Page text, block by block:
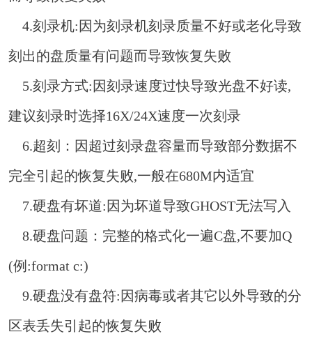
4.刻录机:因为刻录机刻录质量不好或老化导致
刻出的盘质量有问题而导致恢复失败
5.刻录方式:因刻录速度过快导致光盘不好读,
建议刻录时选择16X/24X速度一次刻录
6.超刻：因超过刻录盘容量而导致部分数据不
完全引起的恢复失败,一般在680M内适宜
7.硬盘有坏道:因为坏道导致GHOST无法写入
8.硬盘问题：完整的格式化一遍C盘,不要加Q
(例:format c:)
9.硬盘没有盘符:因病毒或者其它以外导致的分
区表丢失引起的恢复失败